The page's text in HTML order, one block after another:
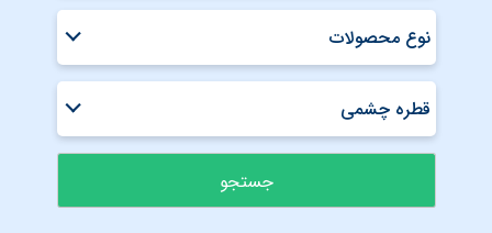
نوع محصولات
قطره چشمی